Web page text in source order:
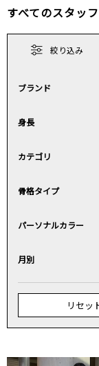
すべてのスタッ
絞り込み
ブランド
身長
カテゴリ
骨格タイプ
パーソナルカラー
月別
リセッ